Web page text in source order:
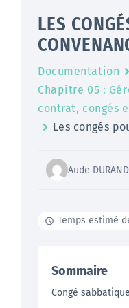
LES
Documentation
Chapitre 05 :
contrat, congés
Les congés
Aude DURAND
Temps estimé
Sommaire
Congé sabbatique